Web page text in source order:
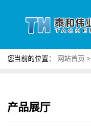
您当前的位置： 网站首页 >
产品展厅